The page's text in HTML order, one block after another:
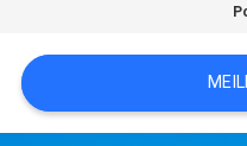
QUALITÉ